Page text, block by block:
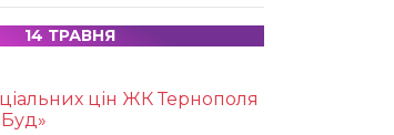
14 ТРАВНЯ
цін ЖК Тернополя